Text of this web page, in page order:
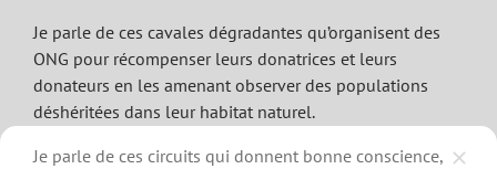
Je parle de ces cavales dégradantes qu’organisent des
ONG pour récompenser leurs donatrices et leurs
donateurs en les amenant observer des populations
déshéritées dans leur habitat naturel.
Je parle de ces circuits qui donnent bonne conscience,